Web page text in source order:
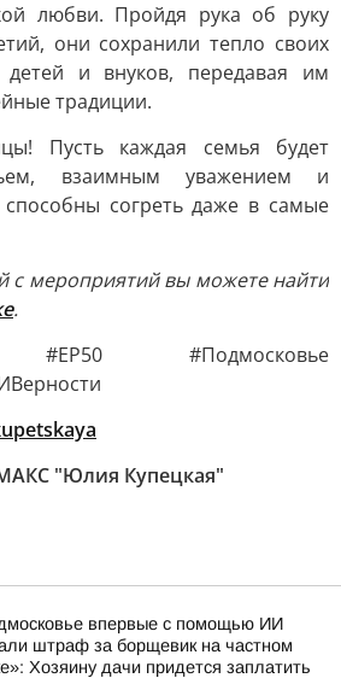
любви. Пройдя рука об руку
они сохранили тепло своих
детей и внуков, передавая им
традиции.
Пусть каждая семья будет
взаимным уважением и
согреть даже в самые
с мероприятий вы можете найти
.
#ЕР50 #Подмосковье
"Юлия Купецкая"
впервые с помощью ИИ
штраф за борщевик на частном
Хозяину дачи придется заплатить